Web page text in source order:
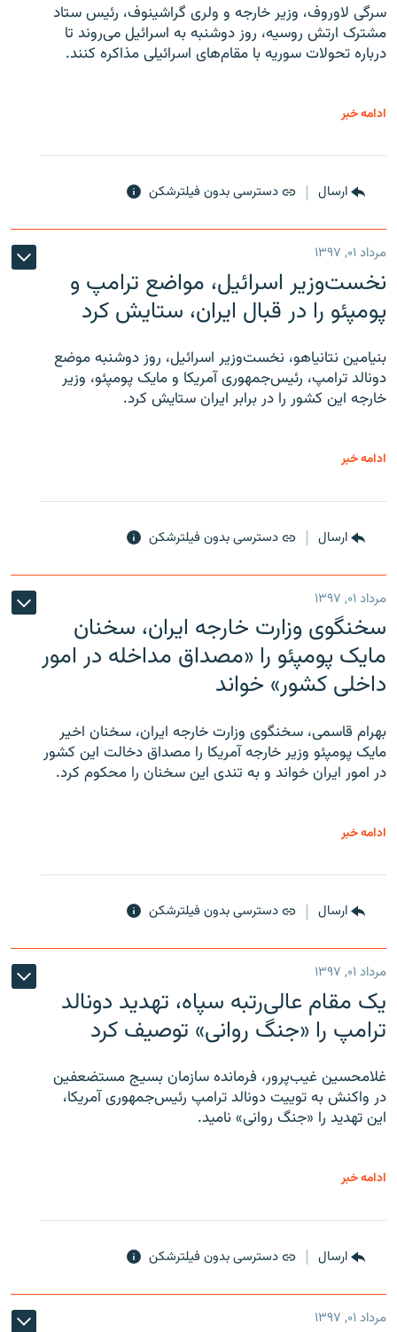
سرگی لاوروف، وزیر خارجه و ولری گراشینوف، رئیس ستاد
مشترک ارتش روسیه، روز دوشنبه به اسرائیل می‌روند تا
درباره تحولات سوریه با مقام‌های اسرائیلی مذاکره کنند.
ادامه خبر
ارسال دسترسی بدون فیلترشکن
مرداد ۰۱, ۱۳۹۷
نخست‌وزیر اسرائیل، مواضع ترامپ و
پومپئو را در قبال ایران، ستایش کرد
بنیامین نتانیاهو، نخست‌وزیر اسرائیل، روز دوشنبه موضع
دونالد ترامپ، رئیس‌جمهوری آمریکا و مایک پومپئو، وزیر
خارجه این کشور را در برابر ایران ستایش کرد.
ادامه خبر
ارسال دسترسی بدون فیلترشکن
مرداد ۰۱, ۱۳۹۷
سخنگوی وزارت خارجه ایران، سخنان
مایک پومپئو را «مصداق مداخله در امور
داخلی کشور» خواند
بهرام قاسمی، سخنگوی وزارت خارجه ایران، سخنان اخیر
مایک پومپئو وزیر خارجه آمریکا را مصداق دخالت این کشور
در امور ایران خواند و به تندی این سخنان را محکوم کرد.
ادامه خبر
ارسال دسترسی بدون فیلترشکن
مرداد ۰۱, ۱۳۹۷
یک مقام عالی‌رتبه سپاه، تهدید دونالد
ترامپ را «جنگ روانی» توصیف کرد
غلامحسین غیب‌پرور، فرمانده سازمان بسیج مستضعفین
در واکنش به توییت دونالد ترامپ رئیس‌جمهوری آمریکا،
این تهدید را «جنگ روانی» نامید.
ادامه خبر
ارسال دسترسی بدون فیلترشکن
مرداد ۰۱, ۱۳۹۷